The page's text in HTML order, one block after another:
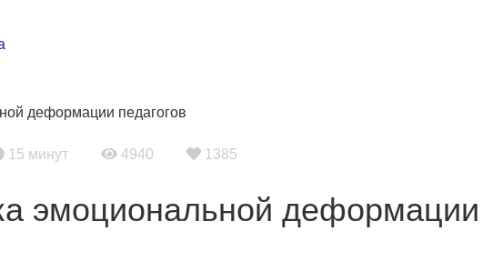
15 минут 4940 1385
эмоциональной деформации